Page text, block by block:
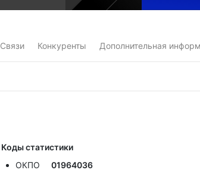
Связи Конкуренты Дополнительная
Коды статистики
ОКПО
01964036